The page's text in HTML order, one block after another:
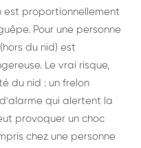
est proportionnellement
Pour une personne
du nid) est
Le vrai risque,
du nid : un frelon
qui alertent la
provoquer un choc
chez une personne